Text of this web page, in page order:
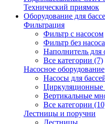
Технический приямок
Оборудование для
Фильтрация
Фильтр с насосом
Фильтр без насоса
Наполнитель для
Все категории (7)
Насосное оборудование
Насосы для
Циркуляционные
Вертикальные
Все категории
Лестницы и поручни
Лестницы